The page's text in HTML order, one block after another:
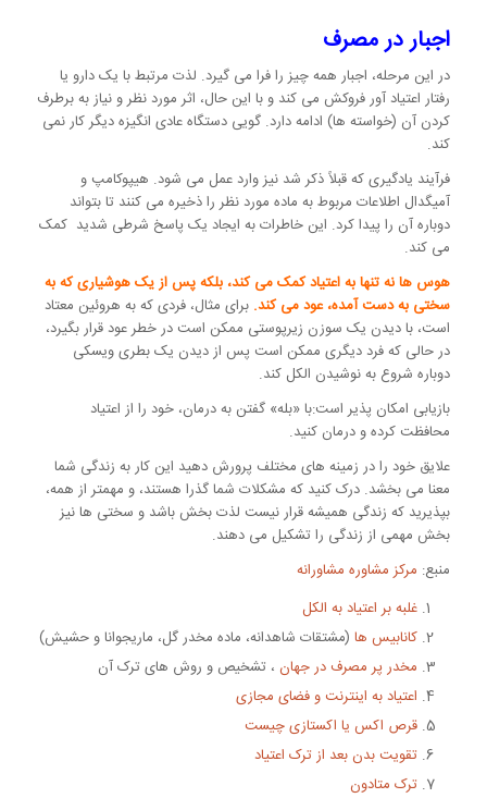
اجبار در مصرف
در این مرحله، اجبار همه چیز را فرا می گیرد. لذت مرتبط با یک دارو یا
رفتار اعتیاد آور فروکش می کند و با این حال، اثر مورد نظر و نیاز به برطرف
کردن آن (خواسته ها) ادامه دارد. گویی دستگاه عادی انگیزه دیگر کار نمی
کند.
فرآیند یادگیری که قبلاً ذکر شد نیز وارد عمل می شود. هیپوکامپ و
آمیگدال اطلاعات مربوط به ماده مورد نظر را ذخیره می کنند تا بتواند
دوباره آن را پیدا کرد. این خاطرات به ایجاد یک پاسخ شرطی شدید کمک
می کند.
هوس ها نه تنها به اعتیاد کمک می کند، بلکه پس از یک هوشیاری که به
سختی به دست آمده، عود می کند. برای مثال، فردی که به هروئین معتاد
است، با دیدن یک سوزن زیرپوستی ممکن است در خطر عود قرار بگیرد،
در حالی که فرد دیگری ممکن است پس از دیدن یک بطری ویسکی
دوباره شروع به نوشیدن الکل کند.
بازیابی امکان پذیر است:با «بله» گفتن به درمان، خود را از اعتیاد
محافظت کرده و درمان کنید.
علایق خود را در زمینه های مختلف پرورش دهید این کار به زندگی شما
معنا می بخشد. درک کنید که مشکلات شما گذرا هستند، و مهمتر از همه،
بپذیرید که زندگی همیشه قرار نیست لذت بخش باشد و سختی ها نیز
بخش مهمی از زندگی را تشکیل می دهند.
منبع: مرکز مشاوره مشاورانه
غلبه بر اعتیاد به الکل
کانابیس ها(مشتقات شاهدانه، ماده مخدر گل، ماریجوانا و حشیش)
مخدر پر مصرف در جهان، تشخیص و روش های ترک آن
اعتیاد به اینترنت و فضای مجازی
قرص اکس یا اکستازی چیست
تقویت بدن بعد از ترک اعتیاد
ترک متادون